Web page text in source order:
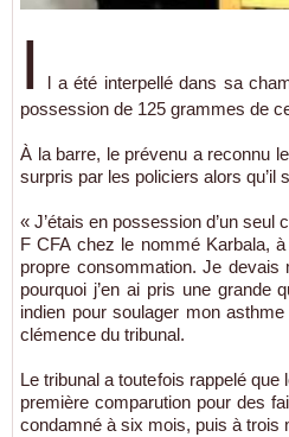
I
l a été interpellé dans sa
possession de 125 grammes de
À la barre, le prévenu a reconnu
surpris par les policiers alors qu’il
« J’étais en possession d’un seul
F CFA chez le nommé Karbala,
propre consommation. Je devais
pourquoi j’en ai pris une grande
indien pour soulager mon
clémence du tribunal.
Le tribunal a toutefois rappelé que
première comparution pour des
condamné à six mois, puis à trois